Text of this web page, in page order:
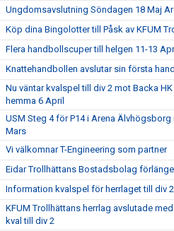
Ungdomsavslutning Söndagen 18 Maj
Köp dina Bingolotter till Påsk av KFUM
Flera handbollscuper till helgen 11-13
Knattehandbollen avslutar sin första
Nu väntar kvalspel till div 2 mot Backa
hemma 6 April
USM Steg 4 för P14 i Arena Älvhögsborg
Mars
Vi välkomnar T-Engineering som partner
Eidar Trollhättans Bostadsbolag
Information kvalspel för herrlaget till div 2
KFUM Trollhättans herrlag avslutade
kval till div 2